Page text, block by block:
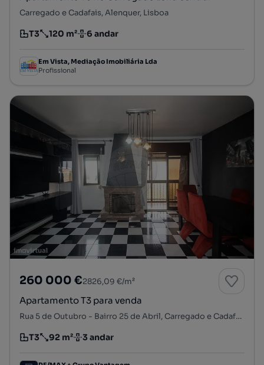
Carregado e Cadafais, Alenquer, Lisboa
Tipologia
T3
Preço por metro quadrado
120 m²
Andar 6 andar
Em Vista, Mediação Imobiliária Lda
Profissional
260 000 €2826,09 €/m²
Apartamento T3 para venda
Rua 5 de Outubro - Bairro 25 de Abril, Carregado e Cadafais, Alenquer, Lisboa
Tipologia
T3
Preço por metro quadrado
92 m²
Andar 3 andar